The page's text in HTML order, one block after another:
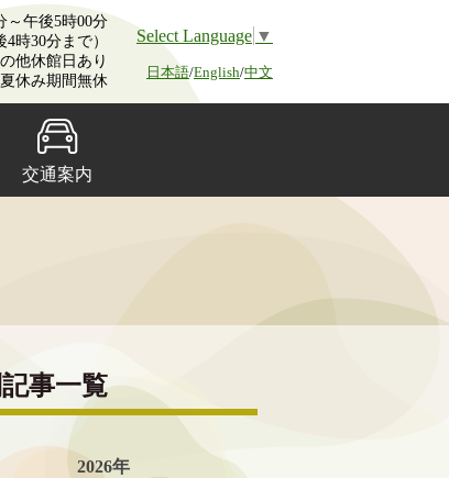
～午後5時00分
4時30分まで）
他休館日あり
休み期間無休
Select Language ▼
日本語/English/中文
交通案内
事一覧
2026年